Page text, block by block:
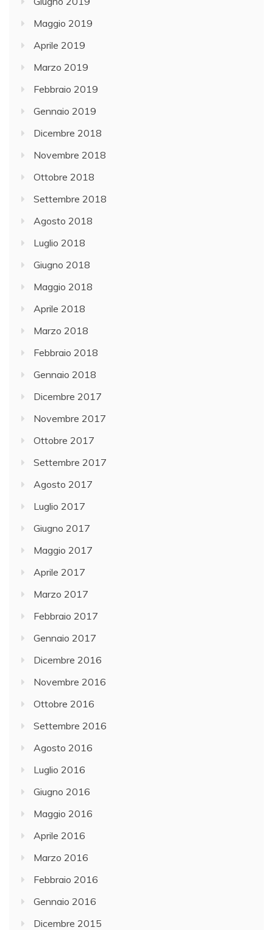
Maggio 2019
Aprile 2019
Marzo 2019
Febbraio 2019
Gennaio 2019
Dicembre 2018
Novembre 2018
Ottobre 2018
Settembre 2018
Agosto 2018
Luglio 2018
Giugno 2018
Maggio 2018
Aprile 2018
Marzo 2018
Febbraio 2018
Gennaio 2018
Dicembre 2017
Novembre 2017
Ottobre 2017
Settembre 2017
Agosto 2017
Luglio 2017
Giugno 2017
Maggio 2017
Aprile 2017
Marzo 2017
Febbraio 2017
Gennaio 2017
Dicembre 2016
Novembre 2016
Ottobre 2016
Settembre 2016
Agosto 2016
Luglio 2016
Giugno 2016
Maggio 2016
Aprile 2016
Marzo 2016
Febbraio 2016
Gennaio 2016
Dicembre 2015